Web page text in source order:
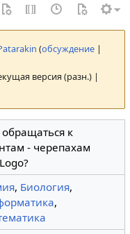
(обсуждение|
версия (разн.) |
обращаться к
- черепахам
, Биология,
,